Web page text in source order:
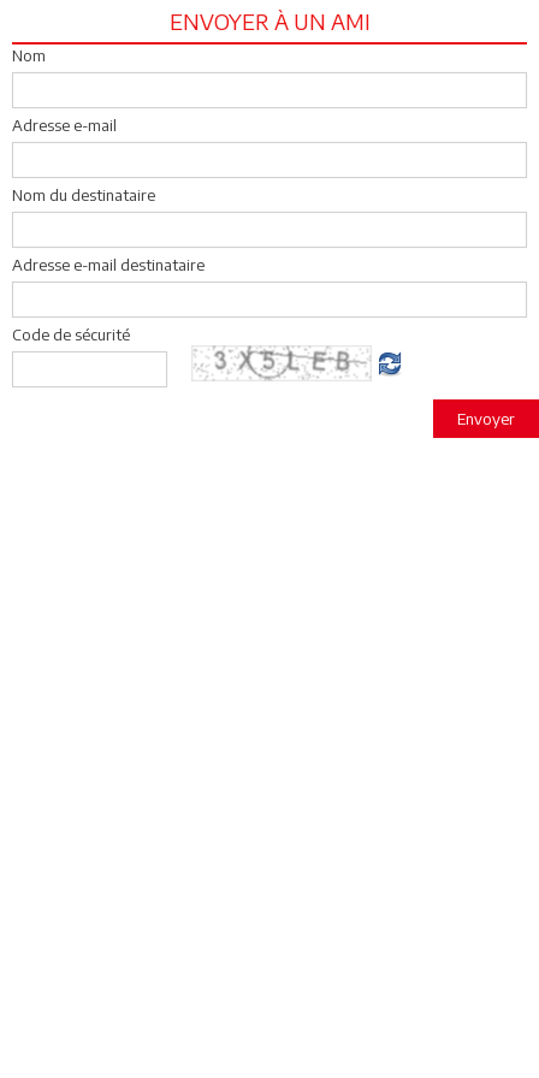
ENVOYER À UN AMI
Nom
Adresse e-mail
Nom du destinataire
Adresse e-mail destinataire
Code de sécurité
Envoyer